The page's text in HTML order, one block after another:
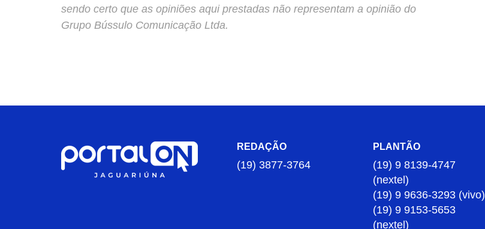
sendo certo que as opiniões aqui prestadas não representam a opinião do
Grupo Bússulo Comunicação Ltda.
REDAÇÃO
(19) 3877-3764
PLANTÃO
(19) 9 8139-4747
(nextel)
(19) 9 9636-3293 (vivo)
(19) 9 9153-5653
(nextel)